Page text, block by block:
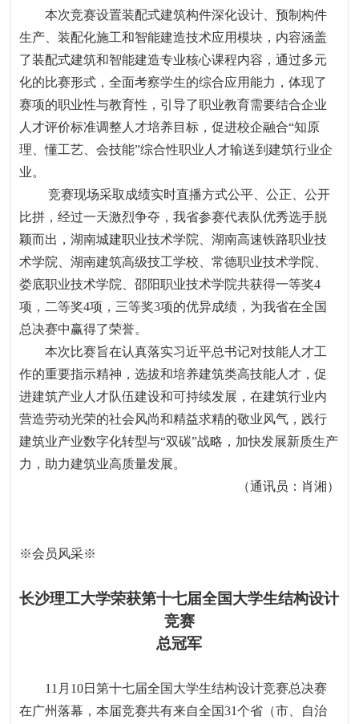
本次竞赛设置装配式建筑构件深化设计、预制构件
生产、装配化施工和智能建造技术应用模块，内容涵盖
了装配式建筑和智能建造专业核心课程内容，通过多元
化的比赛形式，全面考察学生的综合应用能力，体现了
赛项的职业性与教育性，引导了职业教育需要结合企业
人才评价标准调整人才培养目标，促进校企融合“知原
理、懂工艺、会技能”综合性职业人才输送到建筑行业企
业。
竞赛现场采取成绩实时直播方式公平、公正、公开
比拼，经过一天激烈争夺，我省参赛代表队优秀选手脱
颖而出，湖南城建职业技术学院、湖南高速铁路职业技
术学院、湖南建筑高级技工学校、常德职业技术学院、
娄底职业技术学院、邵阳职业技术学院共获得一等奖4
项，二等奖4项，三等奖3项的优异成绩，为我省在全国
总决赛中赢得了荣誉。
本次比赛旨在认真落实习近平总书记对技能人才工
作的重要指示精神，选拔和培养建筑类高技能人才，促
进建筑产业人才队伍建设和可持续发展，在建筑行业内
营造劳动光荣的社会风尚和精益求精的敬业风气，践行
建筑业产业数字化转型与“双碳”战略，加快发展新质生产
力，助力建筑业高质量发展。
（通讯员：肖湘）
※会员风采※
长沙理工大学荣获第十七届全国大学生结构设计
竞赛
总冠军
11 月 10日第十七届全国大学生结构设计竞赛总决赛
在广州落幕，本届竞赛共有来自全国31个省（市、自治